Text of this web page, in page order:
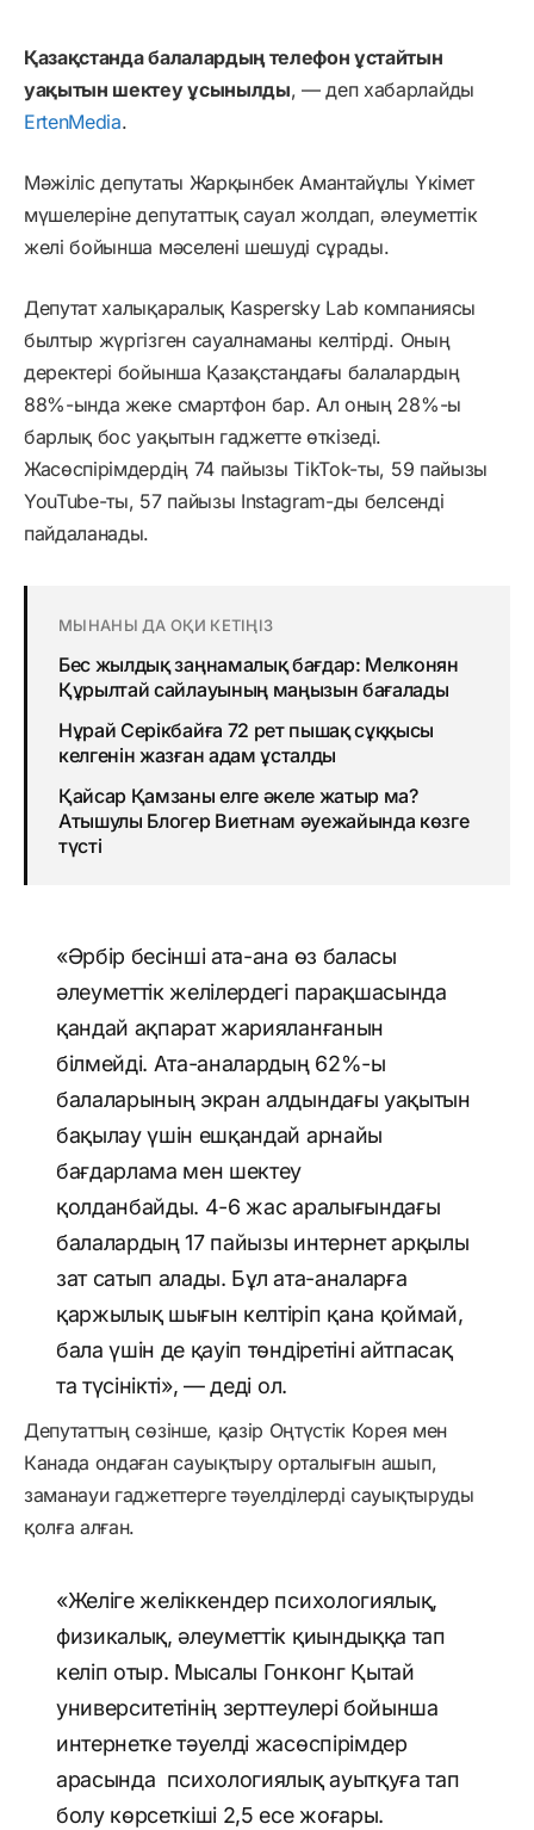
Қазақстанда балалардың телефон ұстайтын
уақытын шектеу ұсынылды, — деп хабарлайды
ErtenMedia.
Мәжіліс депутаты Жарқынбек Амантайұлы Үкімет
мүшелеріне депутаттық сауал жолдап, әлеуметтік
желі бойынша мәселені шешуді сұрады.
Депутат халықаралық Kaspersky Lab компаниясы
былтыр жүргізген сауалнаманы келтірді. Оның
деректері бойынша Қазақстандағы балалардың
88%-ында жеке смартфон бар. Ал оның 28%-ы
барлық бос уақытын гаджетте өткізеді.
Жасөспірімдердің 74 пайызы TikTok-ты, 59 пайызы
YouTube-ты, 57 пайызы Instagram-ды белсенді
пайдаланады.
МЫНАНЫ ДА ОҚИ КЕТІҢІЗ
Бес жылдық заңнамалық бағдар: Мелконян
Құрылтай сайлауының маңызын бағалады
Нұрай Серікбайға 72 рет пышақ сұққысы
келгенін жазған адам ұсталды
Қайсар Қамзаны елге әкеле жатыр ма?
Атышулы Блогер Виетнам әуежайында көзге
түсті
«Әрбір бесінші ата-ана өз баласы
әлеуметтік желілердегі парақшасында
қандай ақпарат жарияланғанын
білмейді. Ата-аналардың 62%-ы
балаларының экран алдындағы уақытын
бақылау үшін ешқандай арнайы
бағдарлама мен шектеу
қолданбайды. 4-6 жас аралығындағы
балалардың 17 пайызы интернет арқылы
зат сатып алады. Бұл ата-аналарға
қаржылық шығын келтіріп қана қоймай,
бала үшін де қауіп төндіретіні айтпасақ
та түсінікті», — деді ол.
Депутаттың сөзінше, қазір Оңтүстік Корея мен
Канада ондаған сауықтыру орталығын ашып,
заманауи гаджеттерге тәуелділерді сауықтыруды
қолға алған.
«Желіге желіккендер психологиялық,
физикалық, әлеуметтік қиындыққа тап
келіп отыр. Мысалы Гонконг Қытай
университетінің зерттеулері бойынша
интернетке тәуелді жасөспірімдер
арасында психологиялық ауытқуға тап
болу көрсеткіші 2,5 есе жоғары.